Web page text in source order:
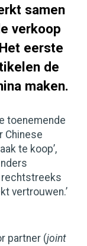
samen
verkoop
eerste
de
maken.
toenemende
Chinese
te koop’,
vertrouwen.’
partner (joint